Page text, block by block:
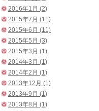
2016年1月 (2)
2015年7月 (11)
2015年6月 (11)
2015年5月 (3)
2015年3月 (1)
2014年3月 (1)
2014年2月 (1)
2013年12月 (1)
2013年9月 (1)
2013年8月 (1)